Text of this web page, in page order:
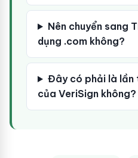
Nên chuyển sang
dụng .com không?
Đây có phải là lần
của VeriSign không?